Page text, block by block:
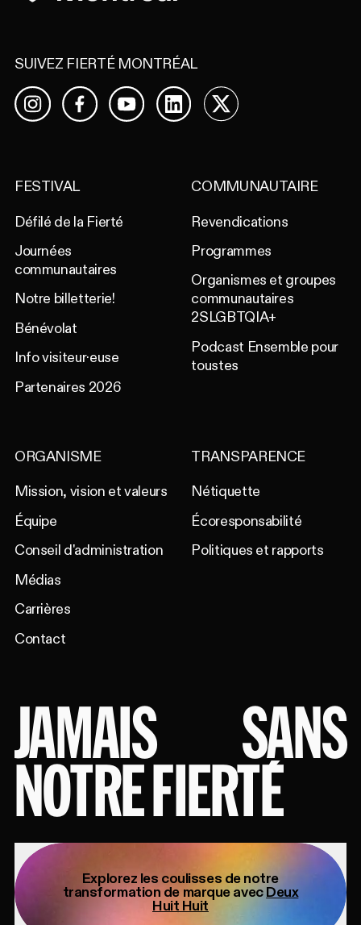
SUIVEZ FIERTÉ MONTRÉAL
InstagramFacebookYouTubeLinkedIn
X
FESTIVAL
Défilé de la Fierté
Journées
communautaires
Notre billetterie!
Bénévolat
Info visiteur·euse
Partenaires 2026
COMMUNAUTAIRE
Revendications
Programmes
Organismes et groupes
communautaires
2SLGBTQIA+
Podcast Ensemble pour
toustes
ORGANISME
Mission, vision et valeurs
Équipe
Conseil d'administration
Médias
Carrières
Contact
TRANSPARENCE
Nétiquette
Écoresponsabilité
Politiques et rapports
JAMAIS SANS
NOTRE FIERTÉ
Explorez les coulisses de notre
transformation de marque avecDeux
Huit Huit